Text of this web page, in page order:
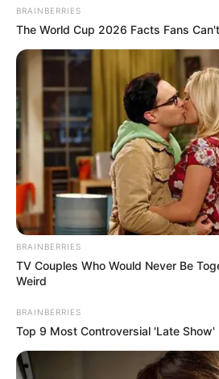
TAGS
ΕΥΒΟΙΑ
BRAINBERRIES
The World Cup 2026 Facts Fans
BRAINBERRIES
TV Couples Who Would Never Be
Weird
BRAINBERRIES
Top 9 Most Controversial 'Late Show'